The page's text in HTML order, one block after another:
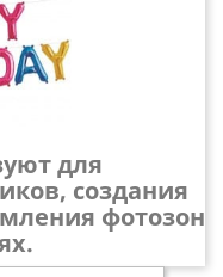
для
создания
фотозон